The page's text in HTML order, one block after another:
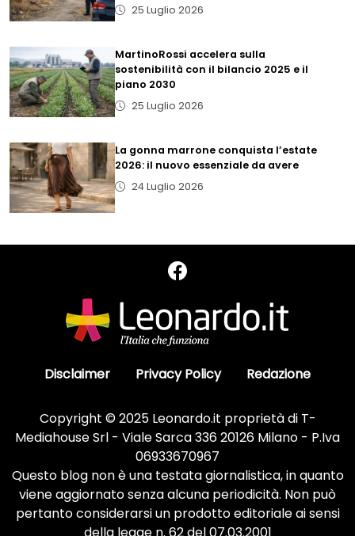
25 Luglio 2026
MartinoRossi accelera sulla
sostenibilità con il bilancio 2025 e il
piano 2030
25 Luglio 2026
La gonna marrone conquista l’estate
2026: il nuovo essenziale da avere
24 Luglio 2026
Disclaimer Privacy Policy Redazione
Copyright © 2025 Leonardo.it proprietà di T-
Mediahouse Srl - Viale Sarca 336 20126 Milano - P.Iva
06933670967
Questo blog non è una testata giornalistica, in quanto
viene aggiornato senza alcuna periodicità. Non può
pertanto considerarsi un prodotto editoriale ai sensi